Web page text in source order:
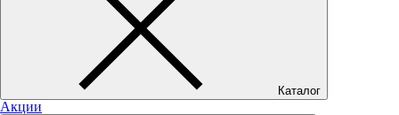
Каталог
Акции